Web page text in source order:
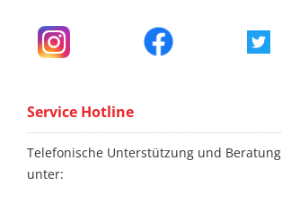
Service Hotline
Telefonische Unterstützung und Beratung
unter: